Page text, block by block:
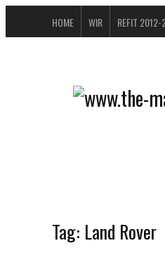
HOME WIR REFIT
DATENSCHUTZERKLÄRUNG
Tag: Land Rover